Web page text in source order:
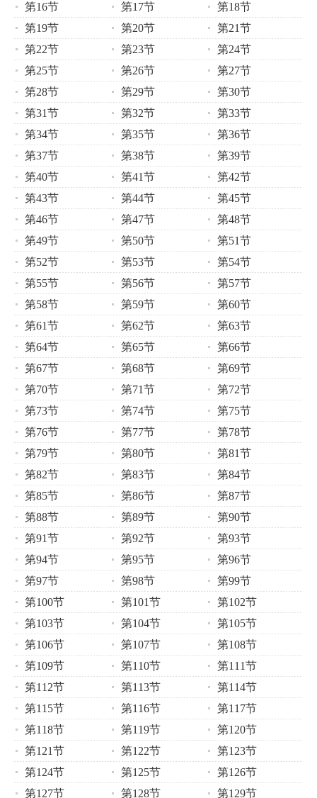
第16节
第17节
第18节
第19节
第20节
第21节
第22节
第23节
第24节
第25节
第26节
第27节
第28节
第29节
第30节
第31节
第32节
第33节
第34节
第35节
第36节
第37节
第38节
第39节
第40节
第41节
第42节
第43节
第44节
第45节
第46节
第47节
第48节
第49节
第50节
第51节
第52节
第53节
第54节
第55节
第56节
第57节
第58节
第59节
第60节
第61节
第62节
第63节
第64节
第65节
第66节
第67节
第68节
第69节
第70节
第71节
第72节
第73节
第74节
第75节
第76节
第77节
第78节
第79节
第80节
第81节
第82节
第83节
第84节
第85节
第86节
第87节
第88节
第89节
第90节
第91节
第92节
第93节
第94节
第95节
第96节
第97节
第98节
第99节
第100节
第101节
第102节
第103节
第104节
第105节
第106节
第107节
第108节
第109节
第110节
第111节
第112节
第113节
第114节
第115节
第116节
第117节
第118节
第119节
第120节
第121节
第122节
第123节
第124节
第125节
第126节
第127节
第128节 第129节